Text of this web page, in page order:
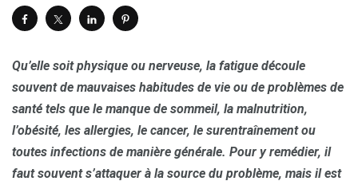
Qu’elle soit physique ou nerveuse, la fatigue découle
souvent de mauvaises habitudes de vie ou de problèmes de
santé tels que le manque de sommeil, la malnutrition,
l’obésité, les allergies, le cancer, le surentraînement ou
toutes infections de manière générale. Pour y remédier, il
faut souvent s’attaquer à la source du problème, mais il est